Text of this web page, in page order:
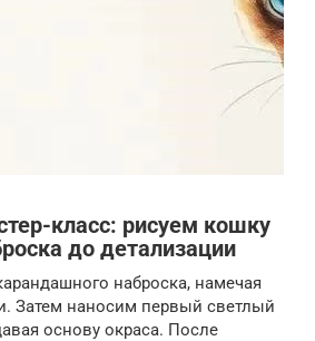
класс: рисуем кошку
до детализации
наброска, намечая
Затем наносим первый светлый
основу окраса. После